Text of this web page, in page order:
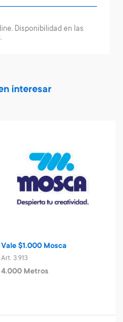
Disponibilidad en las
interesar
Vale $1.000 Mosca
Art. 3.913
4.000 Metros